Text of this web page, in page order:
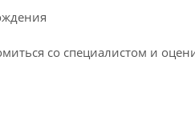
со специалистом и